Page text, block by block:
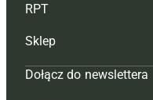
Reklama
Tagi
Mapa serwisu
Hoduj z głową bydło
Hoduj z głową świnie
Prenumerata
RPT
Redakcja
Prenumerata
Sklep
Czasopisma i prenumerata
Dołącz do newslettera